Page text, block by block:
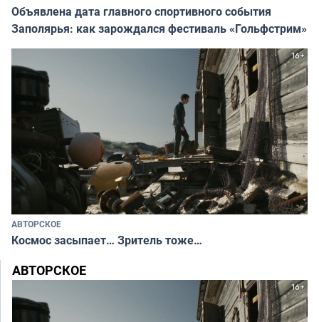
Объявлена дата главного спортивного события
Заполярья: как зарождался фестиваль «Гольфстрим»
АВТОРСКОЕ
Космос засыпает… Зритель тоже…
АВТОРСКОЕ